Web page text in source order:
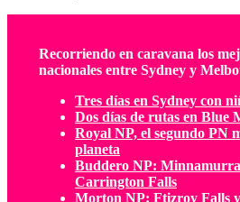
Recorriendo en caravana los
nacionales entre Sydney y
Tres días en Sydney con
Dos días de rutas en Blue
Royal NP, el segundo PN
planeta
Buddero NP:
Carrington Falls
Morton NP: Ftizroy Falls